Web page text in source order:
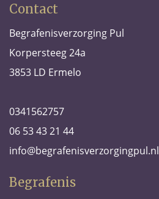
Contact
Begrafenisverzorging Pul
Korpersteeg 24a
3853 LD Ermelo
0341562757
06 53 43 21 44
info@begrafenisverzorgingpul.nl
Begrafenis